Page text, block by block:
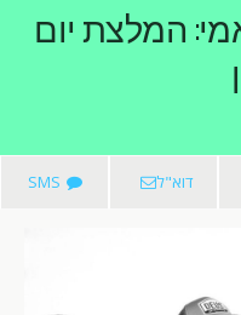
המלצת יום
דוא"ל SMS